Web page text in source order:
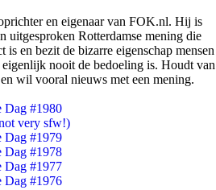
en eigenaar van FOK.nl. Hij is
uitgesproken Rotterdamse mening die
en bezit de bizarre eigenschap mensen
nooit de bedoeling is. Houdt van
wil vooral nieuws met een mening.
Dag #1980
very sfw!)
Dag #1979
Dag #1978
Dag #1977
Dag #1976